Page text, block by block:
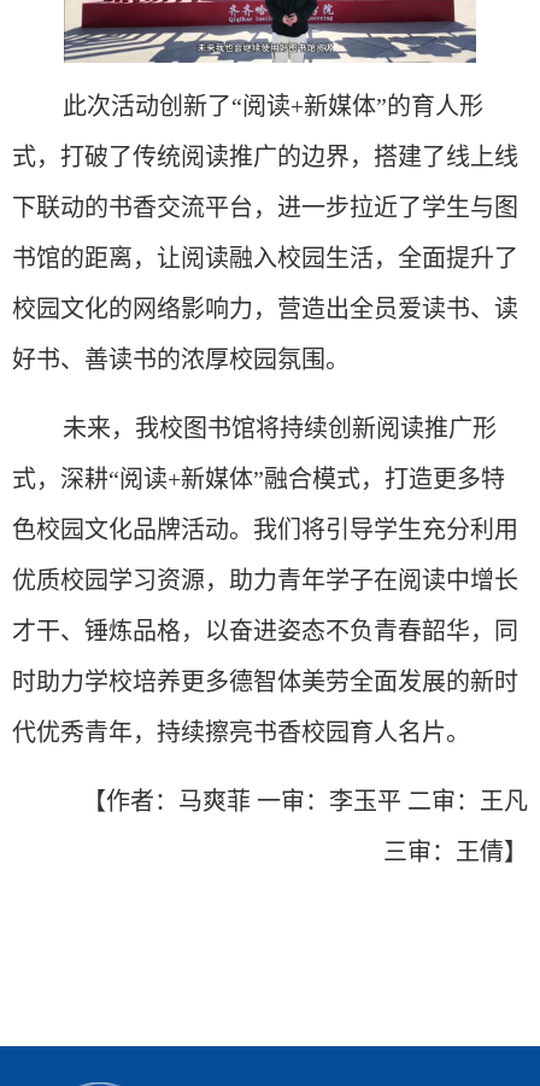
此次活动创新了“阅读+新媒体”的育人形
式，打破了传统阅读推广的边界，搭建了线上线
下联动的书香交流平台，进一步拉近了学生与图
书馆的距离，让阅读融入校园生活，全面提升了
校园文化的网络影响力，营造出全员爱读书、读
好书、善读书的浓厚校园氛围。
未来，我校图书馆将持续创新阅读推广形
式，深耕“阅读+新媒体”融合模式，打造更多特
色校园文化品牌活动。我们将引导学生充分利用
优质校园学习资源，助力青年学子在阅读中增长
才干、锤炼品格，以奋进姿态不负青春韶华，同
时助力学校培养更多德智体美劳全面发展的新时
代优秀青年，持续擦亮书香校园育人名片。
【作者：马爽菲 一审：李玉平 二审：王凡
三审：王倩】